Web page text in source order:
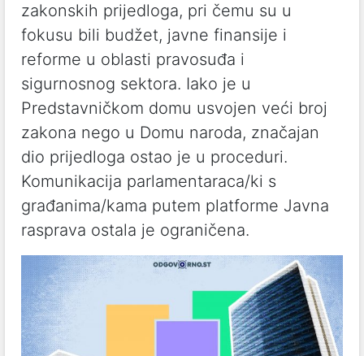
zakonskih prijedloga, pri čemu su u
fokusu bili budžet, javne finansije i
reforme u oblasti pravosuđa i
sigurnosnog sektora. Iako je u
Predstavničkom domu usvojen veći broj
zakona nego u Domu naroda, značajan
dio prijedloga ostao je u proceduri.
Komunikacija parlamentaraca/ki s
građanima/kama putem platforme Javna
rasprava ostala je ograničena.